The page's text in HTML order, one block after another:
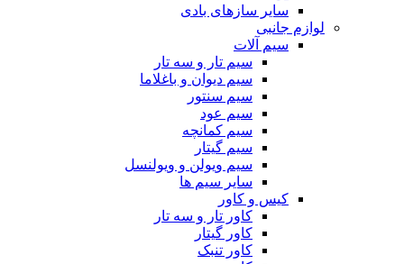
سایر سازهای بادی
لوازم جانبی
سیم آلات
سیم تار و سه تار
سیم دیوان و باغلاما
سیم سنتور
سیم عود
سیم کمانچه
سیم گیتار
سیم ویولن و ویولنسل
سایر سیم ها
کیس و کاور
کاور تار و سه تار
کاور گیتار
کاور تنبک